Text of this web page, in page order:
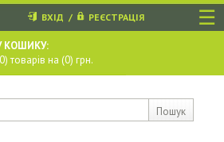
☰
Пошук
ВХІД / РЕЄСТРАЦІЯ
КОШИКУ:
0) товарів на (0) грн.